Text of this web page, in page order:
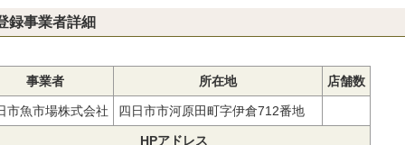
録事業者詳細
事業者 所在地 店舗数
市魚市場株式会社 四日市市河原田町字伊倉712番地
HPアドレス